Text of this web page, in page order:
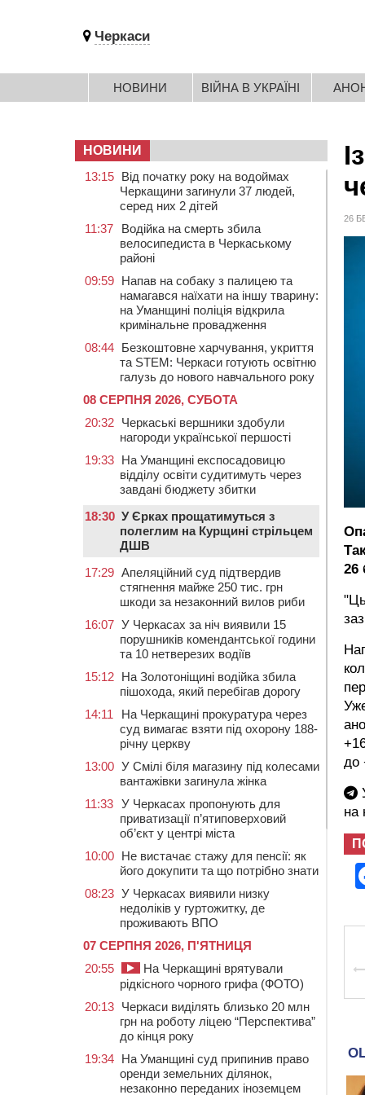
Черкаси
НОВИНИ ВІЙНА В УКРАЇНІ
26
26
до
на
НОВИНИ
13:15 Від початку року на водоймах
Черкащини загинули 37 людей,
серед них 2 дітей
11:37
Водійка на смерть збила
велосипедиста в Черкаському
районі
09:59 Напав на собаку з палицею та
намагався наїхати на іншу тварину:
на Уманщині поліція відкрила
кримінальне провадження
08:44 Безкоштовне харчування, укриття
та STEM: Черкаси готують освітню
галузь до нового навчального року
08 СЕРПНЯ 2026, СУБОТА
20:32 Черкаські вершники здобули
нагороди української першості
19:33 На Уманщині експосадовицю
відділу освіти судитимуть через
завдані бюджету збитки
18:30 У Єрках прощатимуться з
полеглим на Курщині стрільцем
ДШВ
17:29 Апеляційний суд підтвердив
стягнення майже 250 тис. грн
шкоди за незаконний вилов риби
16:07 У Черкасах за ніч виявили 15
порушників комендантської години
та 10 нетверезих водіїв
15:12 На Золотоніщині водійка збила
пішохода, який перебігав дорогу
14:11
На Черкащині прокуратура через
суд вимагає взяти під охорону 188-
річну церкву
13:00 У Смілі біля магазину під колесами
вантажівки загинула жінка
11:33 У Черкасах пропонують для
приватизації п’ятиповерховий
об’єкт у центрі міста
10:00 Не вистачає стажу для пенсії: як
його докупити та що потрібно знати
08:23 У Черкасах виявили низку
недоліків у гуртожитку, де
проживають ВПО
07 СЕРПНЯ 2026, П'ЯТНИЦЯ
20:55
На Черкащині врятували
рідкісного чорного грифа (ФОТО)
20:13 Черкаси виділять близько 20 млн
грн на роботу ліцею “Перспектива”
до кінця року
19:34 На Уманщині суд припинив право
оренди земельних ділянок,
незаконно переданих іноземцем